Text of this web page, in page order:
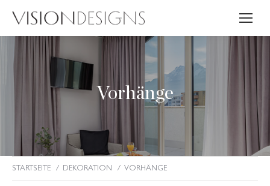
Vorhänge
Sie befinden sich hier:
STARTSEITE DEKORATION VORHÄNGE